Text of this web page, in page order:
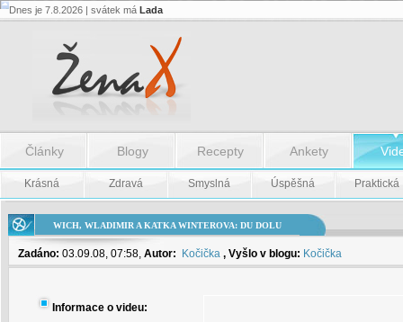
Wich,
Winterova:
Wladimir
a
Katka
Winterova:
Du
dolu
Dnes je 7.8.2026 | svátek má Lada
Články Blogy Recepty Ankety
Krásná Zdravá Smyslná Úspěšná Praktická
WICH, WLADIMIR A KATKA WINTEROVA: DU DOLU
Zadáno: 03.09.08, 07:58, Autor: Kočička , Vyšlo v blogu: Kočička
Informace o videu: